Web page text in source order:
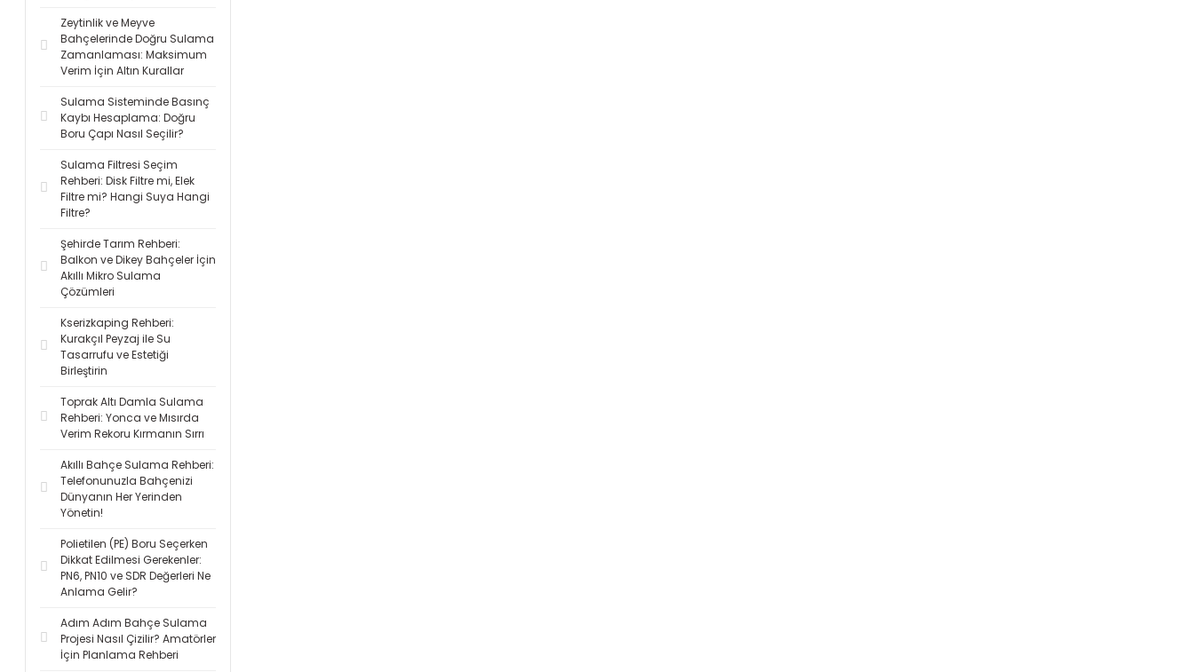
Zeytinlik ve Meyve
Bahçelerinde Doğru Sulama
Zamanlaması: Maksimum
Verim İçin Altın Kurallar
Sulama Sisteminde Basınç
Kaybı Hesaplama: Doğru
Boru Çapı Nasıl Seçilir?
Sulama Filtresi Seçim
Rehberi: Disk Filtre mi, Elek
Filtre mi? Hangi Suya Hangi
Filtre?
Şehirde Tarım Rehberi:
Balkon ve Dikey Bahçeler İçin
Akıllı Mikro Sulama
Çözümleri
Kserizkaping Rehberi:
Kurakçıl Peyzaj ile Su
Tasarrufu ve Estetiği
Birleştirin
Toprak Altı Damla Sulama
Rehberi: Yonca ve Mısırda
Verim Rekoru Kırmanın Sırrı
Akıllı Bahçe Sulama Rehberi:
Telefonunuzla Bahçenizi
Dünyanın Her Yerinden
Yönetin!
Polietilen (PE) Boru Seçerken
Dikkat Edilmesi Gerekenler:
PN6, PN10 ve SDR Değerleri Ne
Anlama Gelir?
Adım Adım Bahçe Sulama
Projesi Nasıl Çizilir? Amatörler
İçin Planlama Rehberi